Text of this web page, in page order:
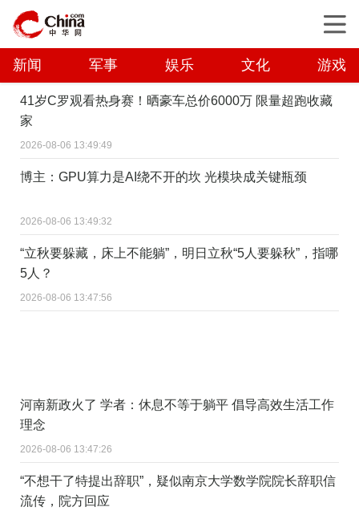
新闻 军事 娱乐 文化 游戏
41岁C罗观看热身赛！晒豪车总价6000万 限量超跑收藏
家
2026-08-06 13:49:49
博主：GPU算力是AI绕不开的坎 光模块成关键瓶颈
2026-08-06 13:49:32
“立秋要躲藏，床上不能躺”，明日立秋“5人要躲秋”，指哪
5人？
2026-08-06 13:47:56
河南新政火了 学者：休息不等于躺平 倡导高效生活工作
理念
2026-08-06 13:47:26
“不想干了特提出辞职”，疑似南京大学数学院院长辞职信
流传，院方回应